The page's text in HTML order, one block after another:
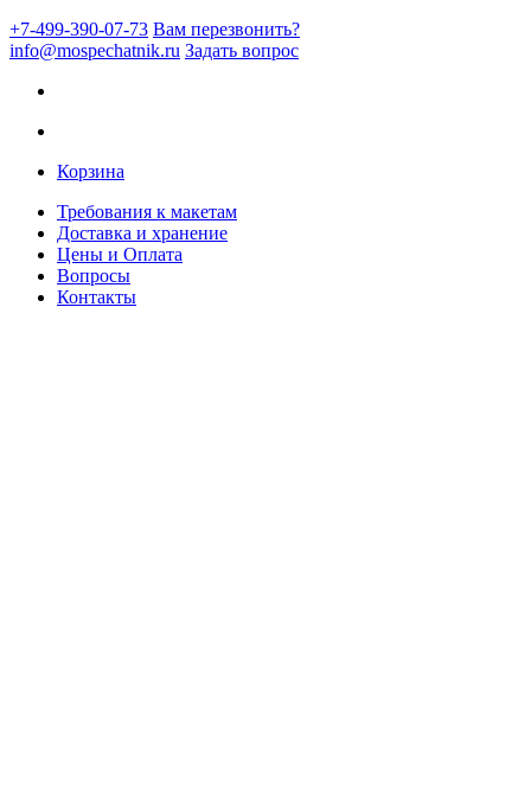
+7-499-390-07-73 Вам перезвонить?
info@mospechatnik.ru Задать вопрос
Корзина
Требования к макетам
Доставка и хранение
Цены и Оплата
Вопросы
Контакты